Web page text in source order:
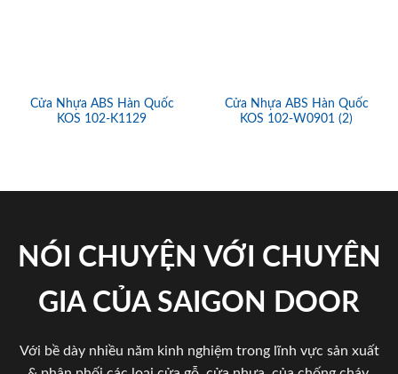
Cửa Nhựa ABS Hàn Quốc
KOS 102-K1129
Cửa Nhựa ABS Hàn Quốc
KOS 102-W0901 (2)
NÓI CHUYỆN VỚI CHUYÊN
GIA CỦA SAIGON DOOR
Với bề dày nhiều năm kinh nghiệm trong lĩnh vực sản xuất